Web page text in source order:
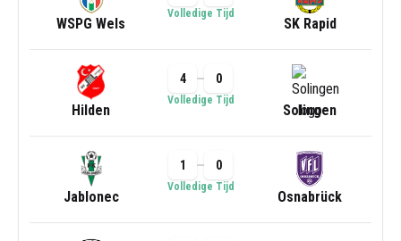
WSPG Wels
Volledige Tijd
SK Rapid
Hilden
4 0
Volledige Tijd
Solingen
Jablonec
1 0
Volledige Tijd
Osnabrück